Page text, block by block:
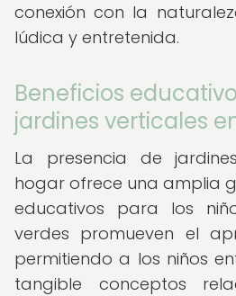
conexión con la
lúdica y entretenida.
Beneficios
jardines verticales
La presencia de
hogar ofrece una amplia
educativos para los
verdes promueven el
permitiendo a los niños
tangible conceptos